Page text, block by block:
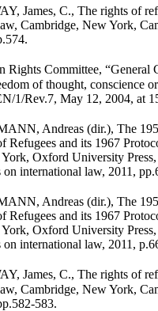
James, C., The rights of
Cambridge, New York,
Rights Committee, “General
of thought, conscience
1/Rev.7, May 12, 2004, at
Andreas (dir.), The
Refugees and its 1967
Oxford University
on international law, 2011,
Andreas (dir.), The
Refugees and its 1967
Oxford University
on international law, 2011,
James, C., The rights of
Cambridge, New York,
583.